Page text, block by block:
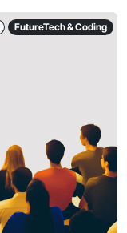
FutureTech & Coding